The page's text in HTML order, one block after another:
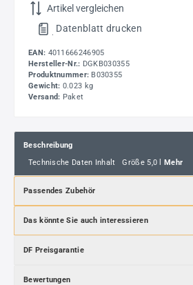
Artikel vergleichen
. Datenblatt drucken
EAN: 4011666246905
Hersteller-Nr.: DGKB030355
Produktnummer: B030355
Gewicht: 0.023 kg
Versand: Paket
Beschreibung
Technische Daten Inhalt Größe 5,0 l
Mehr
Passendes Zubehör
Das könnte Sie auch interessieren
DF Preisgarantie
Bewertungen